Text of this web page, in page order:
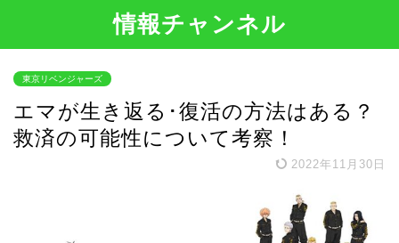
情報チャンネル
東京リベンジャーズ
エマが生き返る･復活の方法はある？
救済の可能性について考察！
2022年11月30日